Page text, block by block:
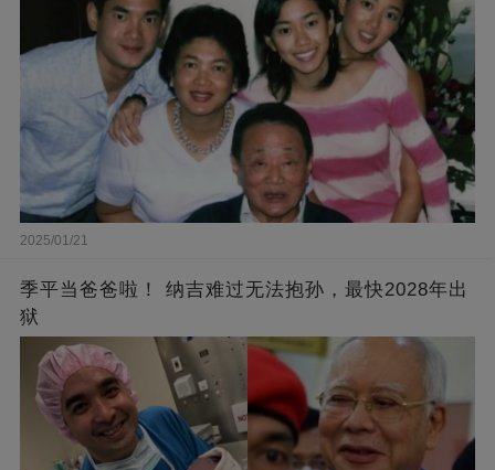
2025/01/21
季平当爸爸啦！ 纳吉难过无法抱孙，最快2028年出
狱